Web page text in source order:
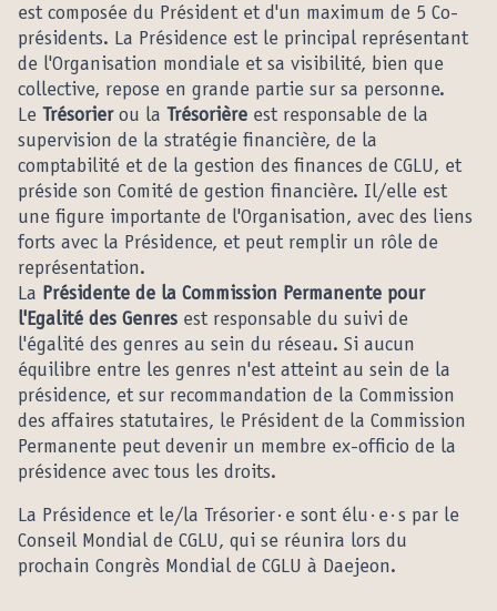
est composée du Président et d'un maximum de 5 Co-
présidents. La Présidence est le principal représentant
de l'Organisation mondiale et sa visibilité, bien que
collective, repose en grande partie sur sa personne.
Le Trésorier ou la Trésorière est responsable de la
supervision de la stratégie financière, de la
comptabilité et de la gestion des finances de CGLU, et
préside son Comité de gestion financière. Il/elle est
une figure importante de l'Organisation, avec des liens
forts avec la Présidence, et peut remplir un rôle de
représentation.
La Présidente de la Commission Permanente pour
l'Egalité des Genres est responsable du suivi de
l'égalité des genres au sein du réseau. Si aucun
équilibre entre les genres n'est atteint au sein de la
présidence, et sur recommandation de la Commission
des affaires statutaires, le Président de la Commission
Permanente peut devenir un membre ex-officio de la
présidence avec tous les droits.
La Présidence et le/la Trésorier·e sont élu·e·s par le
Conseil Mondial de CGLU, qui se réunira lors du
prochain Congrès Mondial de CGLU à Daejeon.